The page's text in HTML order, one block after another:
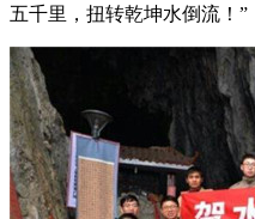
五千里，扭转乾坤水倒流！”